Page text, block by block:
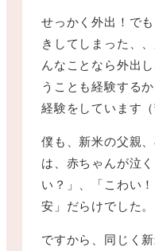
せっかく外出！で
きしてしまった、
んなことなら外出
うことも経験する
経験をしています（
僕も、新米の父親
は、赤ちゃんが泣
い？」、「こわい
安」だらけでした。
ですから、同じく